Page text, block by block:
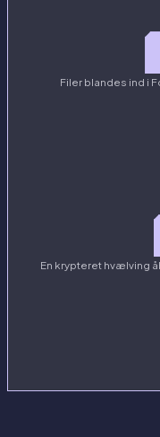
Filer blandes ind i
En krypteret hvælving